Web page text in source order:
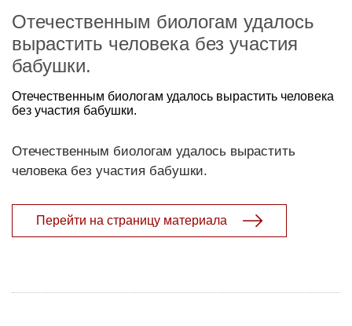
Отечественным биологам удалось
вырастить человека без участия
бабушки.
Отечественным биологам удалось вырастить человека
без участия бабушки.
Отечественным биологам удалось вырастить
человека без участия бабушки.
Перейти на страницу материала